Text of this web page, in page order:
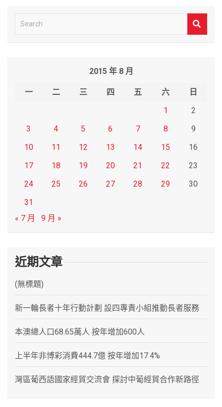
e
2015 年 8 月
一 二 三 四 五 六
日
1
2
3
4 5 6 7 8
9
10
11 12 13 14 15
16
17
18 19 20 21 22
23
24
25 26 27 28 29
30
31
« 7 月
9 月 »
近期文章
(無標題)
新一輪長者十年行動計劃 設四專責小組推動長者服務
本澳總人口68.65萬人 按年增加600人
上半年非博彩消費444.7億 按年增加17.4%
灣區葡西語國家經貿交流會 探討中葡經貿合作新路徑